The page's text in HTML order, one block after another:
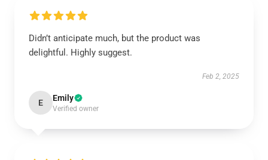
Didn’t anticipate much, but the product was
delightful. Highly suggest.
Feb 2, 2025
E Emily
Verified owner